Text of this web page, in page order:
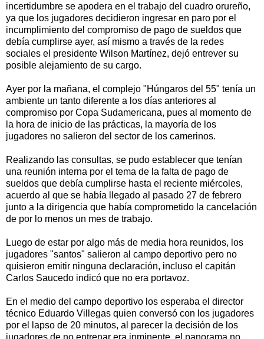
incertidumbre se apodera en el trabajo del cuadro orureño,
ya que los jugadores decidieron ingresar en paro por el
incumplimiento del compromiso de pago de sueldos que
debía cumplirse ayer, así mismo a través de la redes
sociales el presidente Wilson Martínez, dejó entrever su
posible alejamiento de su cargo.
Ayer por la mañana, el complejo "Húngaros del 55" tenía un
ambiente un tanto diferente a los días anteriores al
compromiso por Copa Sudamericana, pues al momento de
la hora de inicio de las prácticas, la mayoría de los
jugadores no salieron del sector de los camerinos.
Realizando las consultas, se pudo establecer que tenían
una reunión interna por el tema de la falta de pago de
sueldos que debía cumplirse hasta el reciente miércoles,
acuerdo al que se había llegado al pasado 27 de febrero
junto a la dirigencia que había comprometido la cancelación
de por lo menos un mes de trabajo.
Luego de estar por algo más de media hora reunidos, los
jugadores "santos" salieron al campo deportivo pero no
quisieron emitir ninguna declaración, incluso el capitán
Carlos Saucedo indicó que no era portavoz.
En el medio del campo deportivo los esperaba el director
técnico Eduardo Villegas quien conversó con los jugadores
por el lapso de 20 minutos, al parecer la decisión de los
jugadores de no entrenar era inminente, el panorama no